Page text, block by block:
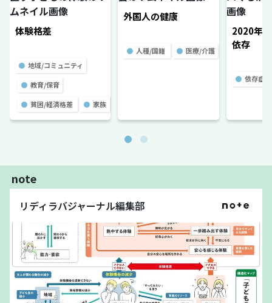
体験格差
● 地域/コミュニティ
● 教育/保育
● 貧困/経済格差 ● 家族
外国人の健康
● 人種/国籍 ● 医療/介護
2020年
依存
● 依存症
note
リディラバジャーナル編集部